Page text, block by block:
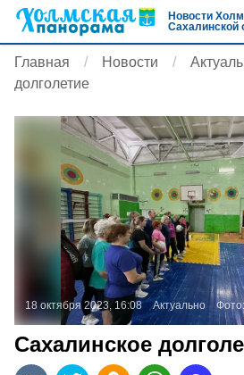
Новости
Сахалинской
Главная Новости
долголетие
18 октября 2023, 16:08 Актуально Фото:
Сахалинское